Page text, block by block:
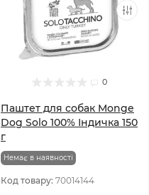
0
Паштет для собак Monge
Dog Solo 100% Індичка 150
г
Немає в наявності
Код товару: 70014144